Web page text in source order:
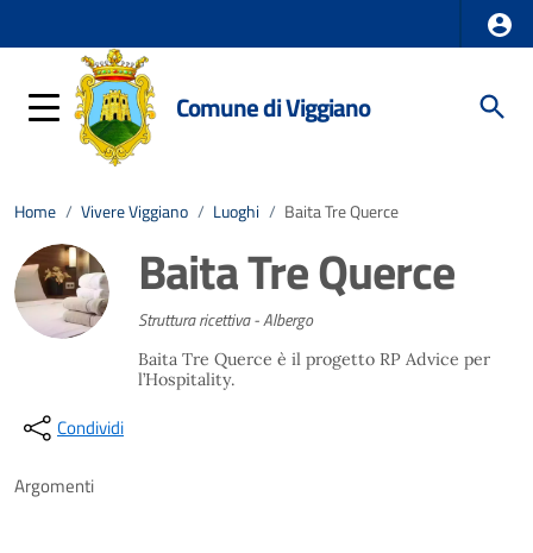
Comune di Viggiano
Home / Vivere Viggiano / Luoghi / Baita Tre Querce
Baita Tre Querce
Struttura ricettiva - Albergo
Baita Tre Querce è il progetto RP Advice per
l’Hospitality.
Condividi
Argomenti